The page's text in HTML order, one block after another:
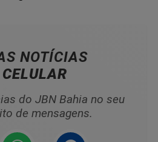
NOTÍCIAS
do JBN Bahia no seu
de mensagens.